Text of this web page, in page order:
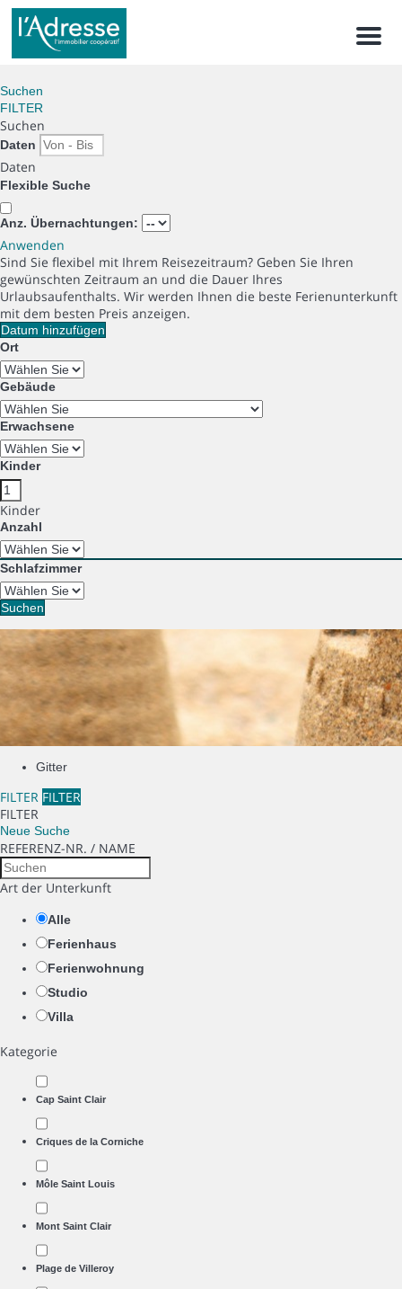
Menu
Suchen
FILTER
Suchen
Daten
Daten
Flexible Suche
Anz. Übernachtungen:
Anwenden
Sind Sie flexibel mit Ihrem Reisezeitraum? Geben Sie Ihren
gewünschten Zeitraum an und die Dauer Ihres
Urlaubsaufenthalts. Wir werden Ihnen die beste Ferienunterkunft
mit dem besten Preis anzeigen.
Datum hinzufügen
Ort
Gebäude
Erwachsene
Kinder
Kinder
Anzahl
Schlafzimmer
Suchen
Gitter
FILTER FILTER
FILTER
Neue Suche
REFERENZ-NR. / NAME
Art der Unterkunft
Alle
Ferienhaus
Ferienwohnung
Studio
Villa
Kategorie
Cap Saint Clair
Criques de la Corniche
Môle Saint Louis
Mont Saint Clair
Plage de Villeroy